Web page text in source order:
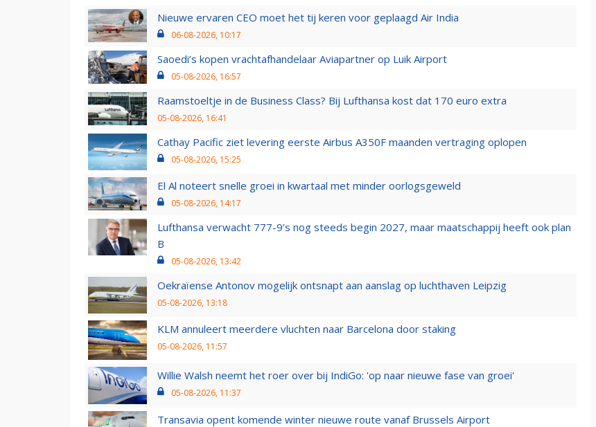
Nieuwe ervaren CEO moet het tij keren voor geplaagd Air India
06-08-2026, 10:17
Saoedi’s kopen vrachtafhandelaar Aviapartner op Luik Airport
05-08-2026, 16:57
Raamstoeltje in de Business Class? Bij Lufthansa kost dat 170 euro extra
05-08-2026, 16:41
Cathay Pacific ziet levering eerste Airbus A350F maanden vertraging oplopen
05-08-2026, 15:25
El Al noteert snelle groei in kwartaal met minder oorlogsgeweld
05-08-2026, 14:17
Lufthansa verwacht 777-9’s nog steeds begin 2027, maar maatschappij heeft ook plan
B
05-08-2026, 13:42
Oekraïense Antonov mogelijk ontsnapt aan aanslag op luchthaven Leipzig
05-08-2026, 13:18
KLM annuleert meerdere vluchten naar Barcelona door staking
05-08-2026, 11:57
Willie Walsh neemt het roer over bij IndiGo: 'op naar nieuwe fase van groei'
05-08-2026, 11:37
Transavia opent komende winter nieuwe route vanaf Brussels Airport